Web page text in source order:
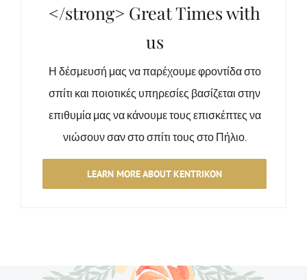
</strong> Great Times with
us
Η δέσμευσή μας να παρέχουμε φροντίδα στο
σπίτι και ποιοτικές υπηρεσίες βασίζεται στην
επιθυμία μας να κάνουμε τους επισκέπτες να
νιώσουν σαν στο σπίτι τους στο Πήλιο.
LEARN MORE ABOUT KENTRIKON